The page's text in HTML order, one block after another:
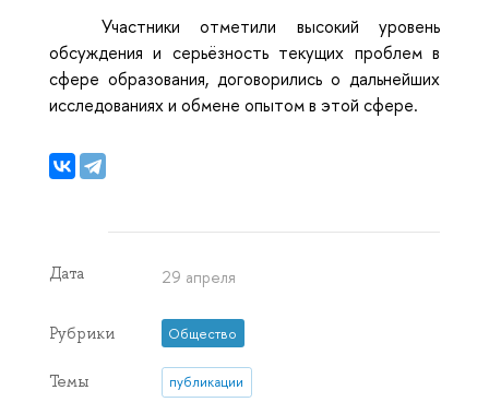
Участники отметили высокий уровень
обсуждения и серьёзность текущих проблем в
сфере образования, договорились о дальнейших
исследованиях и обмене опытом в этой сфере.
Дата 29 апреля
Рубрики Общество
Темы публикации